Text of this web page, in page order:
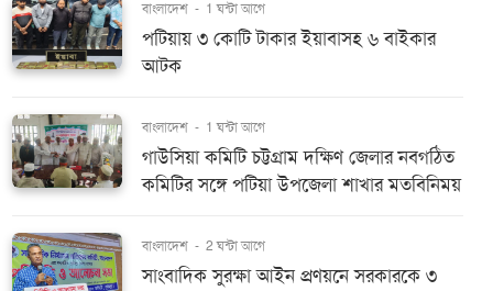
বাংলাদেশ - 1 ঘন্টা আগে
পটিয়ায় ৩ কোটি টাকার ইয়াবাসহ ৬ বাইকার
আটক
বাংলাদেশ - 1 ঘন্টা আগে
গাউসিয়া কমিটি চট্টগ্রাম দক্ষিণ জেলার নবগঠিত
কমিটির সঙ্গে পটিয়া উপজেলা শাখার মতবিনিময়
বাংলাদেশ - 2 ঘন্টা আগে
সাংবাদিক সুরক্ষা আইন প্রণয়নে সরকারকে ৩